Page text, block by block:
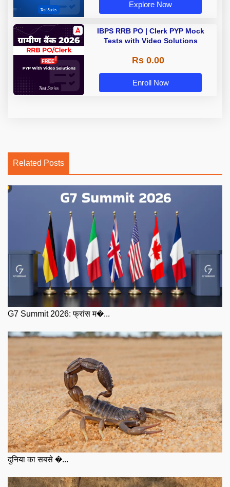
Explore Now
IBPS RRB PO | Clerk PYP Mock
Tests with Video Solutions
Rs 0.00
Enroll Now
Related Posts
G7 Summit 2026: फ्रांस म�...
दुनिया का सबसे �...